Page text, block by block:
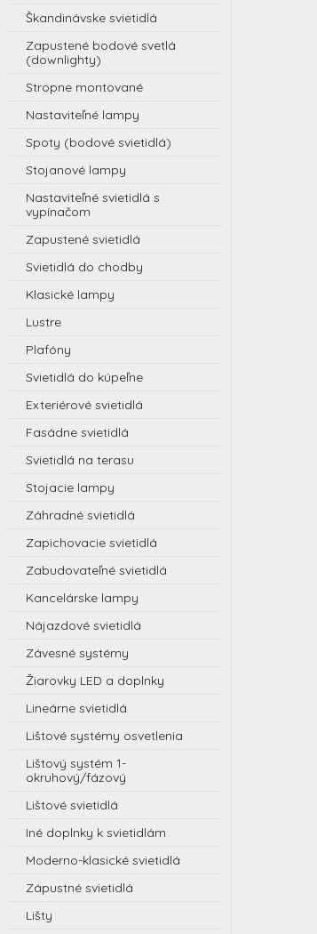
Škandinávske svietidlá
Zapustené bodové svetlá
(downlighty)
Stropne montované
Nastaviteľné lampy
Spoty (bodové svietidlá)
Stojanové lampy
Nastaviteľné svietidlá s
vypínačom
Zapustené svietidlá
Svietidlá do chodby
Klasické lampy
Lustre
Plafóny
Svietidlá do kúpeľne
Exteriérové svietidlá
Fasádne svietidlá
Svietidlá na terasu
Stojacie lampy
Záhradné svietidlá
Zapichovacie svietidlá
Zabudovateľné svietidlá
Kancelárske lampy
Nájazdové svietidlá
Závesné systémy
Žiarovky LED a doplnky
Lineárne svietidlá
Lištové systémy osvetlenia
Lištový systém 1-
okruhový/fázový
Lištové svietidlá
Iné doplnky k svietidlám
Moderno-klasické svietidlá
Zápustné svietidlá
Lišty